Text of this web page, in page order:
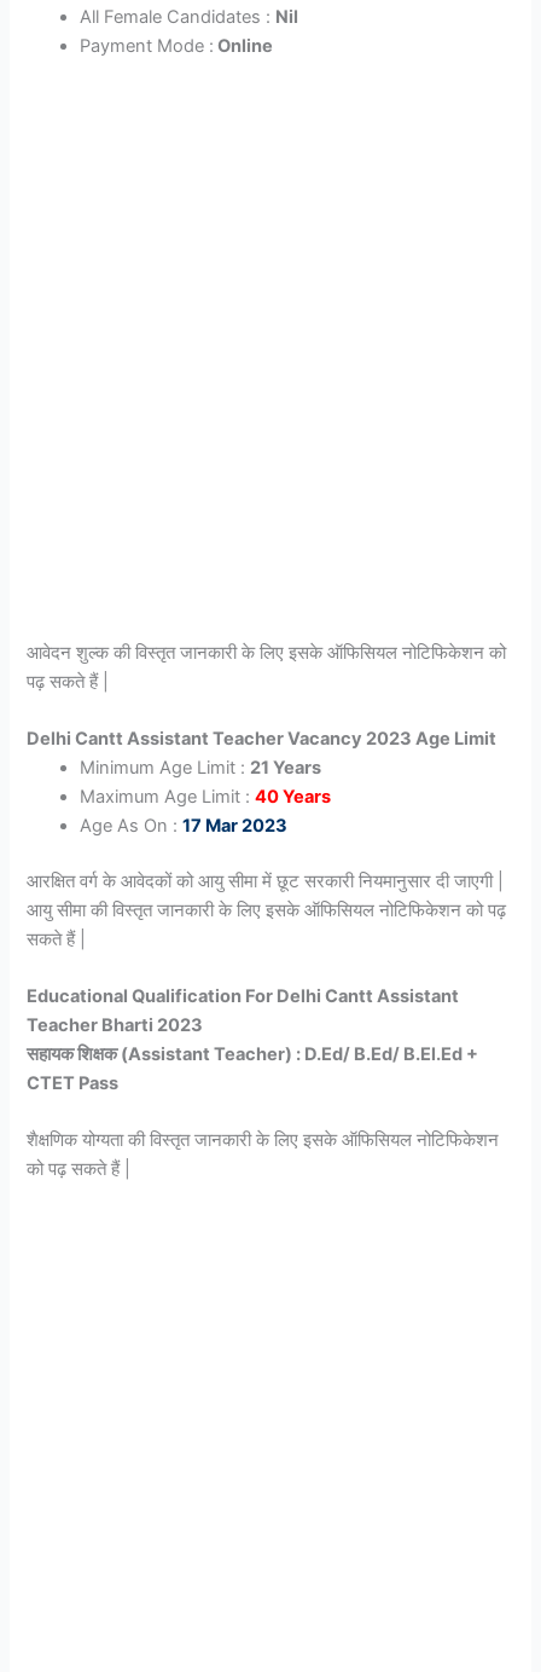
All Female Candidates : Nil
Payment Mode : Online
आवेदन शुल्क की विस्तृत जानकारी के लिए इसके ऑफिसियल नोटिफिकेशन को
पढ़ सकते हैं |
Delhi Cantt Assistant Teacher Vacancy 2023 Age Limit
Minimum Age Limit : 21 Years
Maximum Age Limit :40 Years
Age As On :17 Mar 2023
आरक्षित वर्ग के आवेदकों को आयु सीमा में छूट सरकारी नियमानुसार दी जाएगी |
आयु सीमा की विस्तृत जानकारी के लिए इसके ऑफिसियल नोटिफिकेशन को पढ़
सकते हैं |
Educational Qualification For Delhi Cantt Assistant
Teacher Bharti 2023
सहायक शिक्षक (Assistant Teacher) : D.Ed/ B.Ed/ B.El.Ed +
CTET Pass
शैक्षणिक योग्यता की विस्तृत जानकारी के लिए इसके ऑफिसियल नोटिफिकेशन
को पढ़ सकते हैं |